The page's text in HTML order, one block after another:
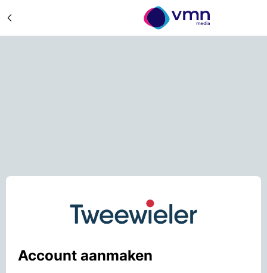
Account aanmaken